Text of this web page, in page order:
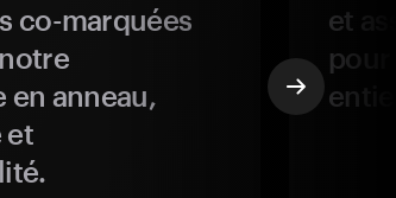
co-marquées
anneau,
et
et